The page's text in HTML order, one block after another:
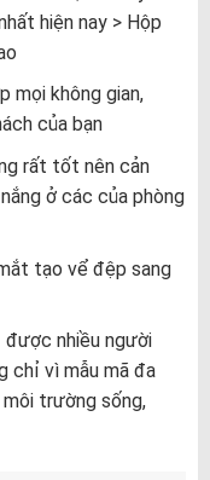
hiện nay > Hộp
mọi không gian,
của bạn
rất tốt nên cản
ở các của phòng
tạo vể đệp sang
nhiều người
chỉ vì mẫu mã đa
trường sống,